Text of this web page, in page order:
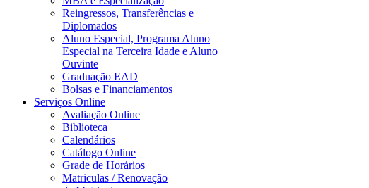
Reingressos, Transferências e
Diplomados
Aluno Especial, Programa Aluno
Especial na Terceira Idade e Aluno
Ouvinte
Graduação EAD
Bolsas e Financiamentos
Serviços Online
Avaliação Online
Biblioteca
Calendários
Catálogo Online
Grade de Horários
Matriculas / Renovação